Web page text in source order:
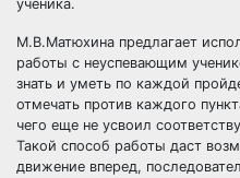
ученика.
М.В.Матюхина предлагает
работы с неуспевающим
знать и уметь по каждой
отмечать против каждого
чего еще не усвоил
Такой способ работы даст
движение вперед,